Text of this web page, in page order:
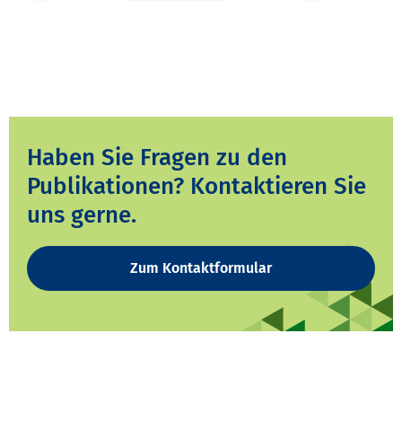
Haben Sie Fragen zu den
Publikationen? Kontaktieren Sie
uns gerne.
Zum Kontaktformular